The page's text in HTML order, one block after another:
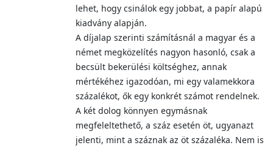
lehet, hogy csinálok egy jobbat, a papír alapú
kiadvány alapján.
A díjalap szerinti számításnál a magyar és a
német megközelítés nagyon hasonló, csak a
becsült bekerülési költséghez, annak
mértékéhez igazodóan, mi egy valamekkora
százalékot, ők egy konkrét számot rendelnek.
A két dolog könnyen egymásnak
megfeleltethető, a száz esetén öt, ugyanazt
jelenti, mint a száznak az öt százaléka. Nem is